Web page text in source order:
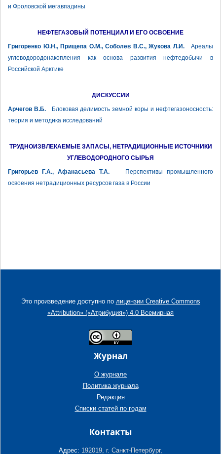
и Фроловской мегавпадины
НЕФТЕГАЗОВЫЙ ПОТЕНЦИАЛ И ЕГО ОСВОЕНИЕ
Григоренко Ю.Н., Прищепа О.М., Соболев В.С., Жукова Л.И.Ареалы
углеводородонакопления как основа развития нефтедобычи в
Российской Арктике
ДИСКУССИИ
Арчегов В.Б.Блоковая делимость земной коры и нефтегазоносность:
теория и методика исследований
ТРУДНОИЗВЛЕКАЕМЫЕ ЗАПАСЫ, НЕТРАДИЦИОННЫЕ ИСТОЧНИКИ
УГЛЕВОДОРОДНОГО СЫРЬЯ
Григорьев Г.А., Афанасьева Т.А.
Перспективы промышленного
освоения нетрадиционных ресурсов газа в России
Это произведение доступно по лицензии Creative Commons
«Attribution» («Атрибуция») 4.0 Всемирная
Журнал
О журнале
Политика журнала
Редакция
Списки статей по годам
Контакты
Адрес: 192019, г. Санкт-Петербург,